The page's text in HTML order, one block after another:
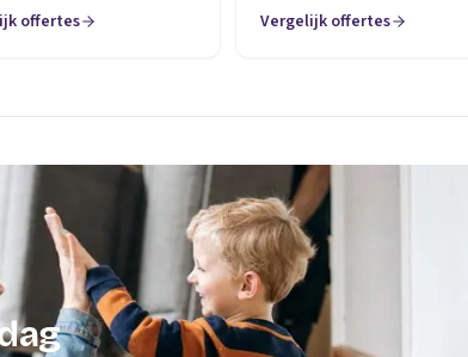
offertes
een nieuw tabblad) Vergelijk offertes
(opent in een nieuw tabblad)